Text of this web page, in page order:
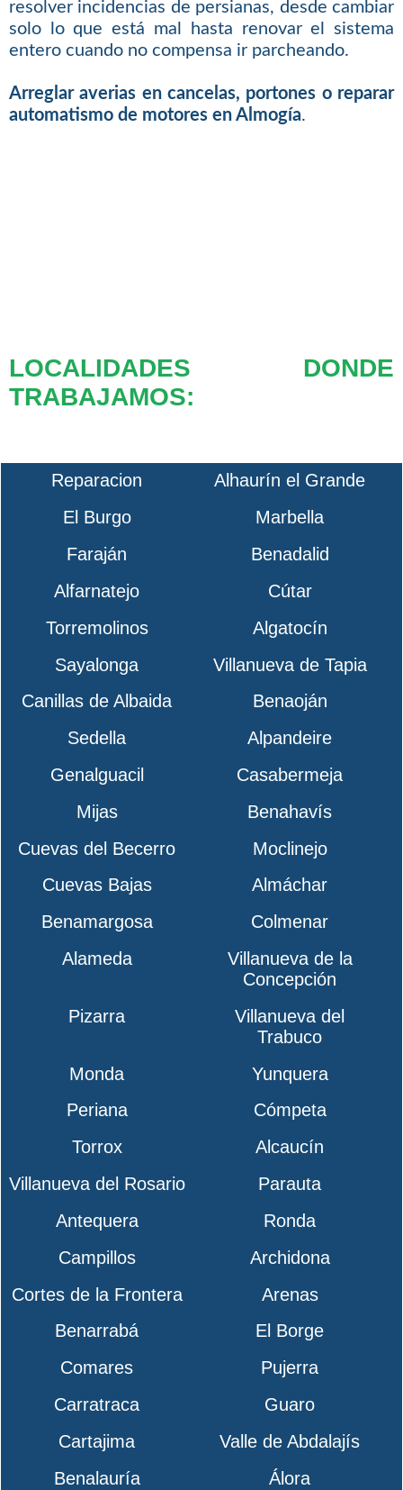
resolver incidencias de persianas, desde cambiar
solo lo que está mal hasta renovar el sistema
entero cuando no compensa ir parcheando.
Arreglar averias en cancelas, portones o reparar
automatismo de motores en Almogía.
LOCALIDADES DONDE
TRABAJAMOS:
Reparacion
Alhaurín el Grande
El Burgo
Marbella
Faraján
Benadalid
Alfarnatejo
Cútar
Torremolinos
Algatocín
Sayalonga
Villanueva de Tapia
Canillas de Albaida
Benaoján
Sedella
Alpandeire
Genalguacil
Casabermeja
Mijas
Benahavís
Cuevas del Becerro
Moclinejo
Cuevas Bajas
Almáchar
Benamargosa
Colmenar
Alameda
Villanueva de la
Concepción
Pizarra
Villanueva del
Trabuco
Monda
Yunquera
Periana
Cómpeta
Torrox
Alcaucín
Villanueva del Rosario
Parauta
Antequera
Ronda
Campillos
Archidona
Cortes de la Frontera
Arenas
Benarrabá
El Borge
Comares
Pujerra
Carratraca
Guaro
Cartajima
Valle de Abdalajís
Benalauría
Álora